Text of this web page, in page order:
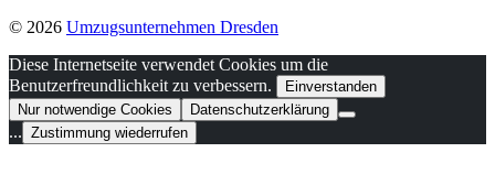
© 2026 Umzugsunternehmen Dresden
Diese Internetseite verwendet Cookies um die
Benutzerfreundlichkeit zu verbessern.
Einverstanden
Nur notwendige Cookies
Datenschutzerklärung
... Zustimmung wiederrufen